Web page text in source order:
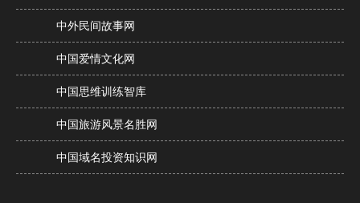
中外民间故事网
中国爱情文化网
中国思维训练智库
中国旅游风景名胜网
中国域名投资知识网